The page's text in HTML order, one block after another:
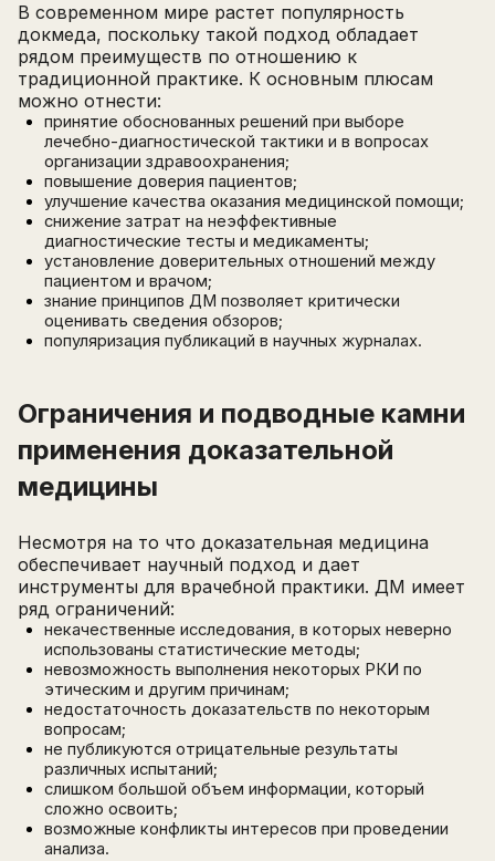
В современном мире растет популярность
докмеда, поскольку такой подход обладает
рядом преимуществ по отношению к
традиционной практике. К основным плюсам
можно отнести:
принятие обоснованных решений при выборе
лечебно-диагностической тактики и в вопросах
организации здравоохранения;
повышение доверия пациентов;
улучшение качества оказания медицинской помощи;
снижение затрат на неэффективные
диагностические тесты и медикаменты;
установление доверительных отношений между
пациентом и врачом;
знание принципов ДМ позволяет критически
оценивать сведения обзоров;
популяризация публикаций в научных журналах.
Ограничения и подводные камни
применения доказательной
медицины
Несмотря на то что доказательная медицина
обеспечивает научный подход и дает
инструменты для врачебной практики. ДМ имеет
ряд ограничений:
некачественные исследования, в которых неверно
использованы статистические методы;
невозможность выполнения некоторых РКИ по
этическим и другим причинам;
недостаточность доказательств по некоторым
вопросам;
не публикуются отрицательные результаты
различных испытаний;
слишком большой объем информации, который
сложно освоить;
возможные конфликты интересов при проведении
анализа.